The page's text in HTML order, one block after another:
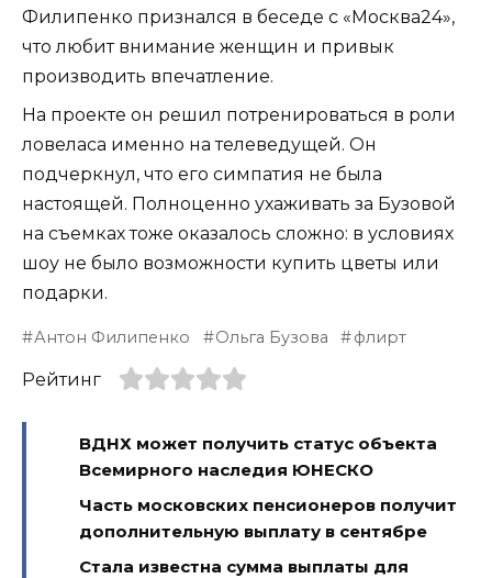
Филипенко признался в беседе с «Москва24»,
что любит внимание женщин и привык
производить впечатление.
На проекте он решил потренироваться в роли
ловеласа именно на телеведущей. Он
подчеркнул, что его симпатия не была
настоящей. Полноценно ухаживать за Бузовой
на съемках тоже оказалось сложно: в условиях
шоу не было возможности купить цветы или
подарки.
Антон Филипенко Ольга Бузова флирт
Рейтинг
ВДНХ может получить статус объекта
Всемирного наследия ЮНЕСКО
Часть московских пенсионеров получит
дополнительную выплату в сентябре
Стала известна сумма выплаты для